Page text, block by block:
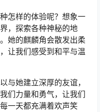
怎样的体验呢？想象一
，探索各种神秘的地
她的麒麟角会散发出柔
让我们感受到和平与温
与她建立深厚的友谊，
们力量和勇气，让我们
一天都充满着欢声笑